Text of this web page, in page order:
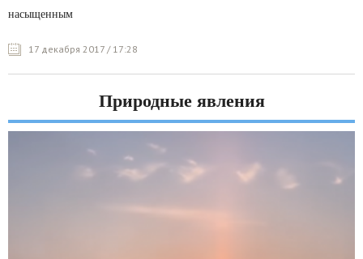
насыщенным
17 декабря 2017 / 17:28
Природные явления